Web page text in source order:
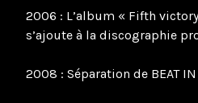
2006 : L’album « Fifth
s’ajoute à la discographie
2008 : Séparation de BEAT IN